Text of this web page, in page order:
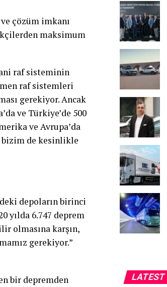
çözüm imkanı
maksimum
raf sisteminin
raf sistemleri
gerekiyor. Ancak
ve Türkiye’de 500
ve Avrupa’da
bizim de kesinlikle
depoların birinci
yılda 6.747 deprem
olmasına karşın,
gerekiyor.”
bir depremden
LATEST